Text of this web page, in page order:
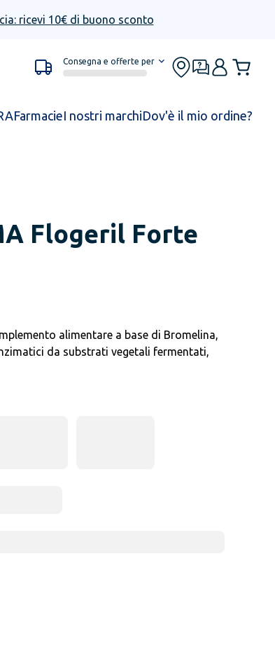
ricevi 10€ di buono sconto
Consegna e offerte per
FarmacieI nostri marchiDov'è il mio ordine?
Flogeril Forte
alimentare a base di Bromelina,
da substrati vegetali fermentati,